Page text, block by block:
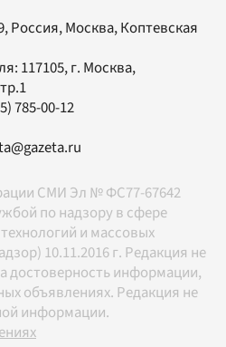
Россия, Москва, Коптевская
117105, г. Москва,
785-00-12
СМИ Эл № ФС77-67642
по надзору в сфере
и массовых
10.11.2016 г. Редакция не
достоверность информации,
объявлениях. Редакция не
информации.